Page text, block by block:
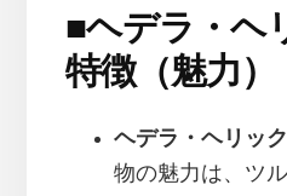
■ヘデラ・ヘ
特徴（魅力）
ヘデラ・ヘリッ
物の魅力は、ツ